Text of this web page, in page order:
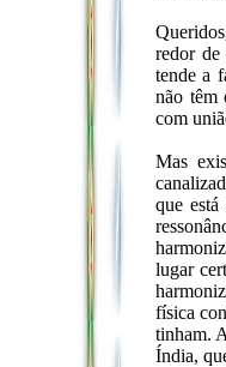
redor de
tende a
não têm
com
Mas
que
lugar
física
tinham.
Índia,